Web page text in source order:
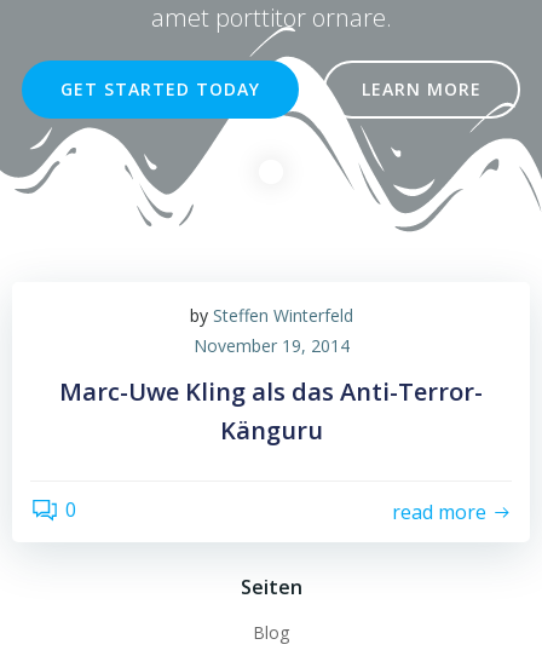
amet porttitor ornare.
GET STARTED TODAY LEARN MORE
by Steffen Winterfeld
November 19, 2014
Marc-Uwe Kling als das Anti-Terror-
Känguru
0 read more
Seiten
Blog